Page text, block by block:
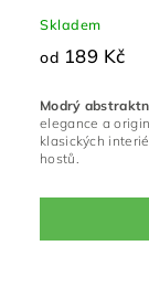
Skladem
od 189 Kč
Modrý
elegance a
klasických
hostů.